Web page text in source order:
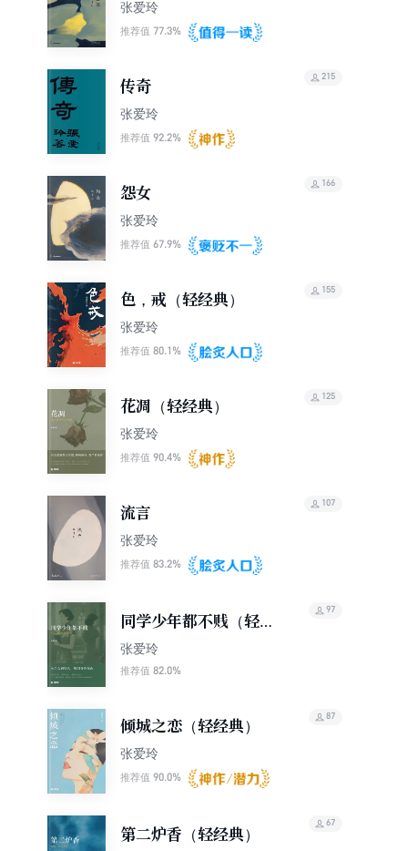
张爱玲
推荐值 77.3%
传奇
张爱玲
推荐值 92.2%
215
怨女
张爱玲
推荐值 67.9%
166
色，戒（轻经典）
张爱玲
推荐值 80.1%
155
花凋（轻经典）
张爱玲
推荐值 90.4%
125
流言
张爱玲
推荐值 83.2%
107
同学少年都不贱（轻经
典）
张爱玲
推荐值 82.0%
97
倾城之恋（轻经典）
张爱玲
推荐值 90.0%
87
第二炉香（轻经典）
67